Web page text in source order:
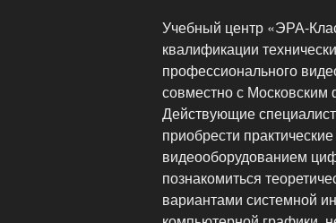
Учебный центр «ЭРА-
квалификации
профессионального
совместно с Московским
Действующие
приобрести
видеооборудованием
познакомиться
вариантами системной